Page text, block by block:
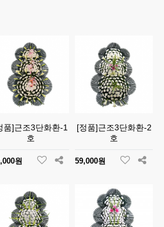
품]근조3단화환-1
호
원
[정품]근조3단화환-2
호
59,000원